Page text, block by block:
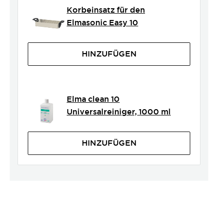
Korbeinsatz für den
Elmasonic Easy 10
HINZUFÜGEN
Elma clean 10
Universalreiniger, 1000 ml
HINZUFÜGEN